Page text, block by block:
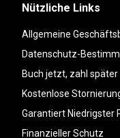
Nützliche Links
Allgemeine
Datenschutz-
Buch jetzt, zahl später
Kostenlose
Garantiert Niedrigster
Finanzieller Schutz